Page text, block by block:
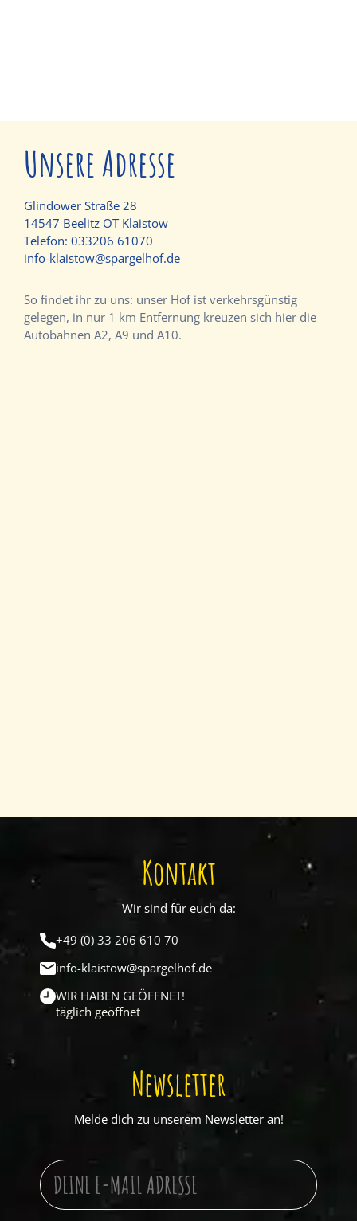
Unsere Adresse
Glindower Straße 28
14547 Beelitz OT Klaistow
Telefon: 033206 61070
info-klaistow@spargelhof.de
So findet ihr zu uns: unser Hof ist verkehrsgünstig
gelegen, in nur 1 km Entfernung kreuzen sich hier die
Autobahnen A2, A9 und A10.
Kontakt
Wir sind für euch da:
+49 (0) 33 206 610 70
info-klaistow@spargelhof.de
WIR HABEN GEÖFFNET!
täglich geöffnet
Newsletter
Melde dich zu unserem Newsletter an!